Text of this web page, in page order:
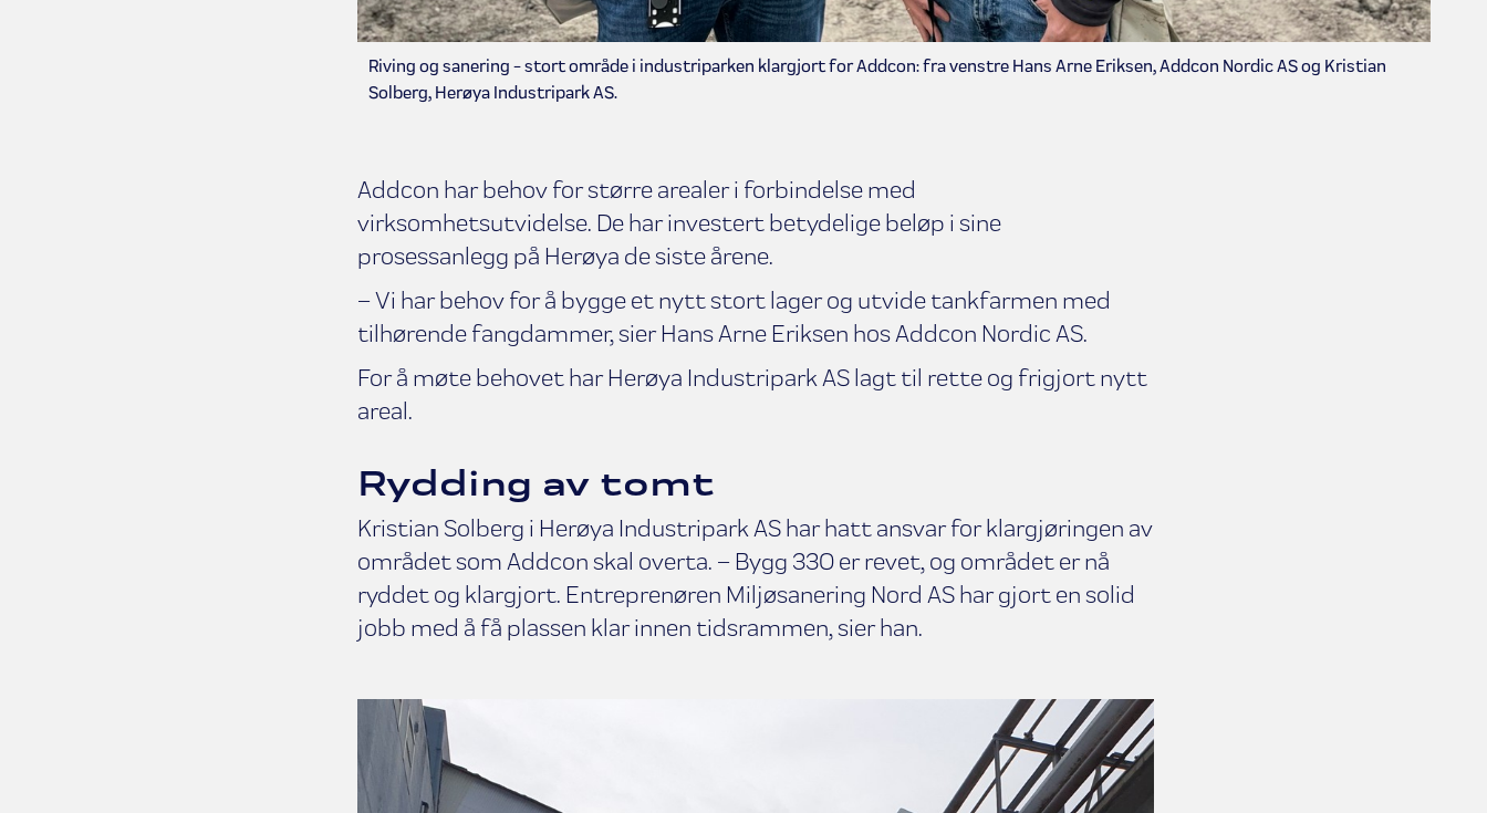
Riving og sanering - stort område i industriparken klargjort for Addcon: fra venstre Hans Arne Eriksen, Addcon Nordic AS og Kristian
Solberg, Herøya Industripark AS.
Addcon har behov for større arealer i forbindelse med
virksomhetsutvidelse. De har investert betydelige beløp i sine
prosessanlegg på Herøya de siste årene.
– Vi har behov for å bygge et nytt stort lager og utvide tankfarmen med
tilhørende fangdammer, sier Hans Arne Eriksen hos Addcon Nordic AS.
For å møte behovet har Herøya Industripark AS lagt til rette og frigjort nytt
areal.
Rydding av tomt
Kristian Solberg i Herøya Industripark AS har hatt ansvar for klargjøringen av
området som Addcon skal overta. – Bygg 330 er revet, og området er nå
ryddet og klargjort. Entreprenøren Miljøsanering Nord AS har gjort en solid
jobb med å få plassen klar innen tidsrammen, sier han.